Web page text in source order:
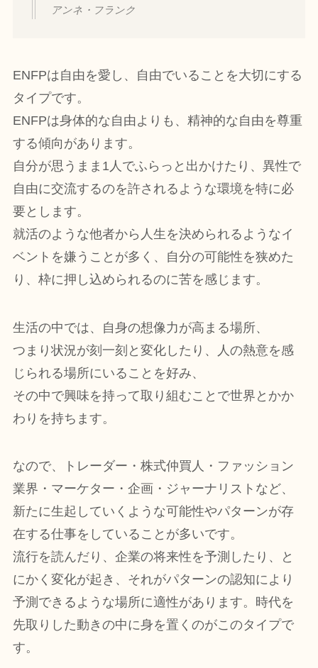
アンネ・フランク
ENFPは自由を愛し、自由でいることを大切にする
タイプです。
ENFPは身体的な自由よりも、精神的な自由を尊重
する傾向があります。
自分が思うまま1人でふらっと出かけたり、異性で
自由に交流するのを許されるような環境を特に必
要とします。
就活のような他者から人生を決められるようなイ
ベントを嫌うことが多く、自分の可能性を狭めた
り、枠に押し込められるのに苦を感じます。
生活の中では、自身の想像力が高まる場所、
つまり状況が刻一刻と変化したり、人の熱意を感
じられる場所にいることを好み、
その中で興味を持って取り組むことで世界とかか
わりを持ちます。
なので、トレーダー・株式仲買人・ファッション
業界・マーケター・企画・ジャーナリストなど、
新たに生起していくような可能性やパターンが存
在する仕事をしていることが多いです。
流行を読んだり、企業の将来性を予測したり、と
にかく変化が起き、それがパターンの認知により
予測できるような場所に適性があります。時代を
先取りした動きの中に身を置くのがこのタイプで
す。